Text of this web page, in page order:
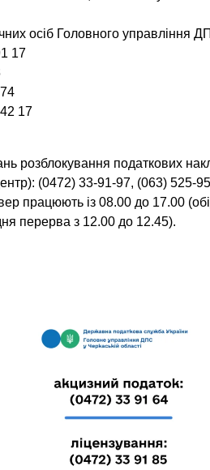
осіб Головного управління
17
17
розблокування податкових
(0472) 33-91-97, (063) 525-
працюють із 08.00 до 17.00
перерва з 12.00 до 12.45).